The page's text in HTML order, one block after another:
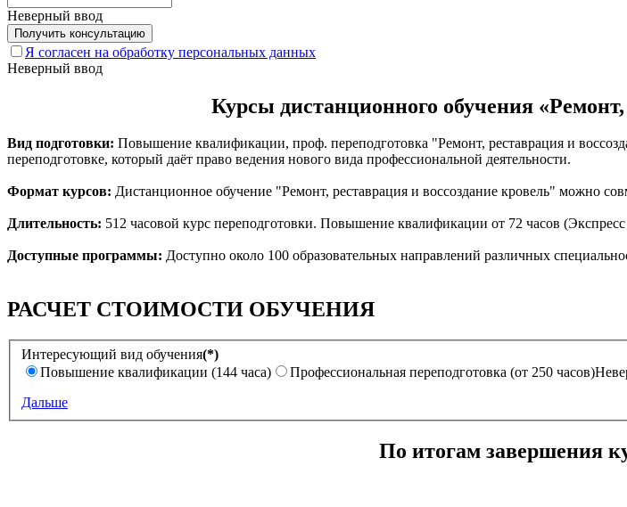
Неверный ввод
Я согласен на обработку персональных данных
Неверный ввод
Курсы дистанционного обучения
Вид подготовки: Повышение квалификации, проф. переподготовка "Ремонт, реставрация и
переподготовке, который даёт право ведения нового вида профессиональной деятельности.
Формат курсов: Дистанционное обучение "Ремонт, реставрация и воссоздание кровель" можно
Длительность: 512 часовой курс переподготовки. Повышение квалификации от 72 часов
Доступные программы: Доступно около 100 образовательных направлений различных
РАСЧЕТ СТОИМОСТИ ОБУЧЕНИЯ
Интересующий вид обучения(*)
Повышение квалификации (144 часа)
Профессиональная переподготовка (от 250 часов)
Дальше
По итогам завершения